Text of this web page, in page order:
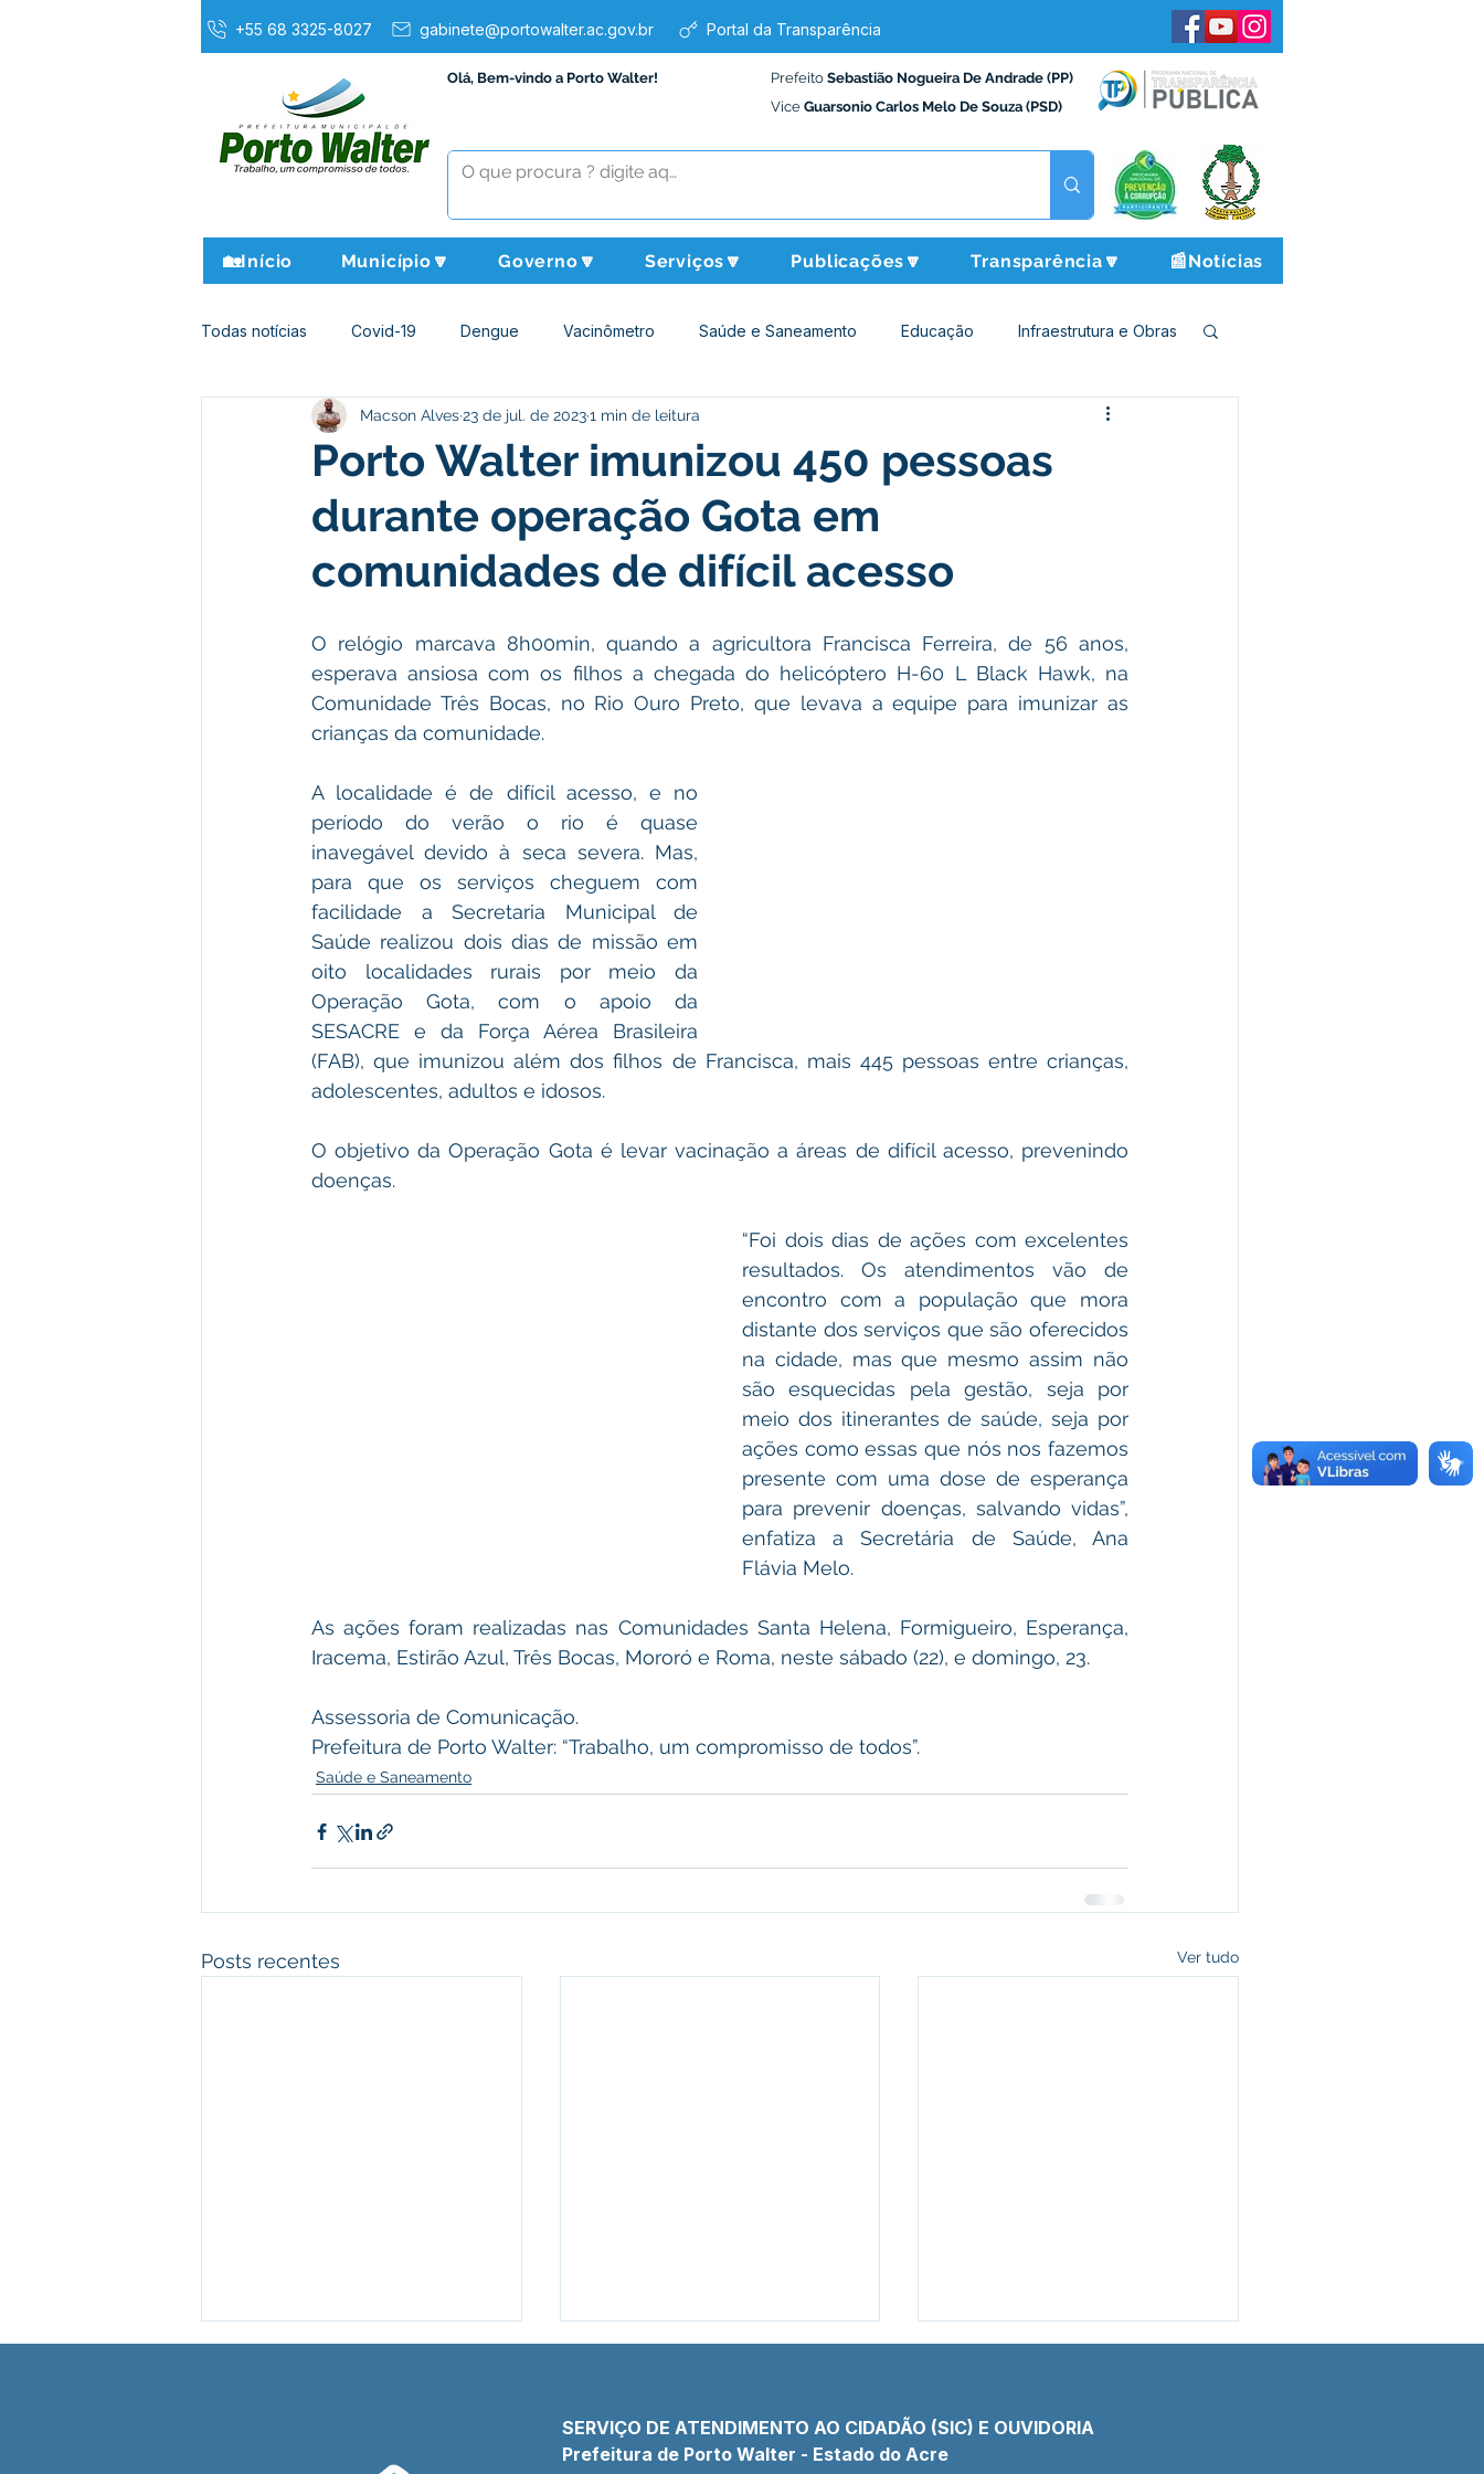
+55 68 3325-8027 gabinete@portowalter.ac.gov.br Portal da Transparência
Olá, Bem-vindo a Porto Walter! Prefeito Sebastião Nogueira De Andrade (PP)
Vice Guarsonio Carlos Melo De Souza (PSD)
🏡Início Município🔽 Governo🔽 Serviços🔽 Publicações🔽 Transparência🔽 📰Notícias
Todas notícias Covid-19 Dengue Vacinômetro Saúde e Saneamento Educação Infraestrutura e Obras
Agricultura e Meio Ambiente Assistência Social Desporto Cultura e Lazer
Institucional e Governo Políticas Públicas Nota de Pesar Campanhas
Licitações Leilão Eleições Festival do Milho Agricultura Limpeza pública Esporte
Porto Walter imunizou 450 pessoas
durante operação Gota em
comunidades de difícil acesso
Macson Alves23 de jul. de 20231 min de leitura
O relógio marcava 8h00min, quando a agricultora Francisca Ferreira, de 56 anos,
esperava ansiosa com os filhos a chegada do helicóptero H-60 L Black Hawk, na
Comunidade Três Bocas, no Rio Ouro Preto, que levava a equipe para imunizar as
crianças da comunidade.
A localidade é de difícil acesso, e no
período do verão o rio é quase
inavegável devido à seca severa. Mas,
para que os serviços cheguem com
facilidade a Secretaria Municipal de
Saúde realizou dois dias de missão em
oito localidades rurais por meio da
Operação Gota, com o apoio da
SESACRE e da Força Aérea Brasileira
(FAB), que imunizou além dos filhos de Francisca, mais 445 pessoas entre crianças,
adolescentes, adultos e idosos.
O objetivo da Operação Gota é levar vacinação a áreas de difícil acesso, prevenindo
doenças.
“Foi dois dias de ações com excelentes
resultados. Os atendimentos vão de
encontro com a população que mora
distante dos serviços que são oferecidos
na cidade, mas que mesmo assim não
são esquecidas pela gestão, seja por
meio dos itinerantes de saúde, seja por
ações como essas que nós nos fazemos
presente com uma dose de esperança
para prevenir doenças, salvando vidas”,
enfatiza a Secretária de Saúde, Ana
Flávia Melo.
As ações foram realizadas nas Comunidades Santa Helena, Formigueiro, Esperança,
Iracema, Estirão Azul, Três Bocas, Mororó e Roma, neste sábado (22), e domingo, 23.
Assessoria de Comunicação.
Prefeitura de Porto Walter: “Trabalho, um compromisso de todos”.
Saúde e Saneamento
Posts recentes Ver tudo
SERVIÇO DE ATENDIMENTO AO CIDADÃO (SIC) E OUVIDORIA
Prefeitura de Porto Walter - Estado do Acre